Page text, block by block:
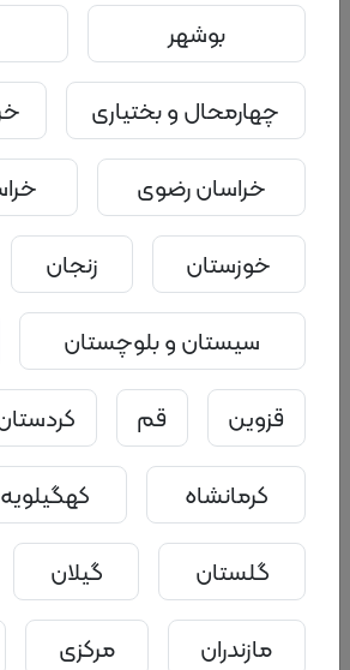
ارتقای میل جنسی در زندگی
سامانه هم راه
بوشهر
چهارمحال و بختیاری
خراسان رضوی
خوزستان
زنجان
سیستان و بلوچستان
قزوین
قم
کرمانشاه
گلستان
گیلان
مازندران
مرکزی